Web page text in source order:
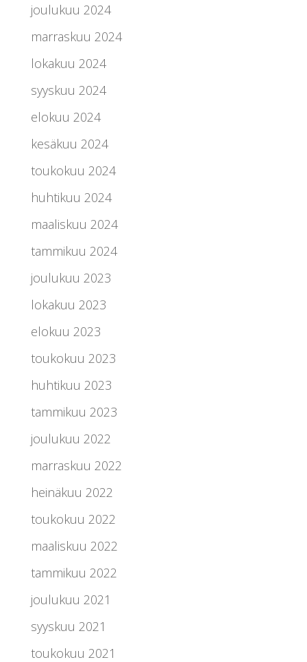
joulukuu 2024
marraskuu 2024
lokakuu 2024
syyskuu 2024
elokuu 2024
kesäkuu 2024
toukokuu 2024
huhtikuu 2024
maaliskuu 2024
tammikuu 2024
joulukuu 2023
lokakuu 2023
elokuu 2023
toukokuu 2023
huhtikuu 2023
tammikuu 2023
joulukuu 2022
marraskuu 2022
heinäkuu 2022
toukokuu 2022
maaliskuu 2022
tammikuu 2022
joulukuu 2021
syyskuu 2021
toukokuu 2021